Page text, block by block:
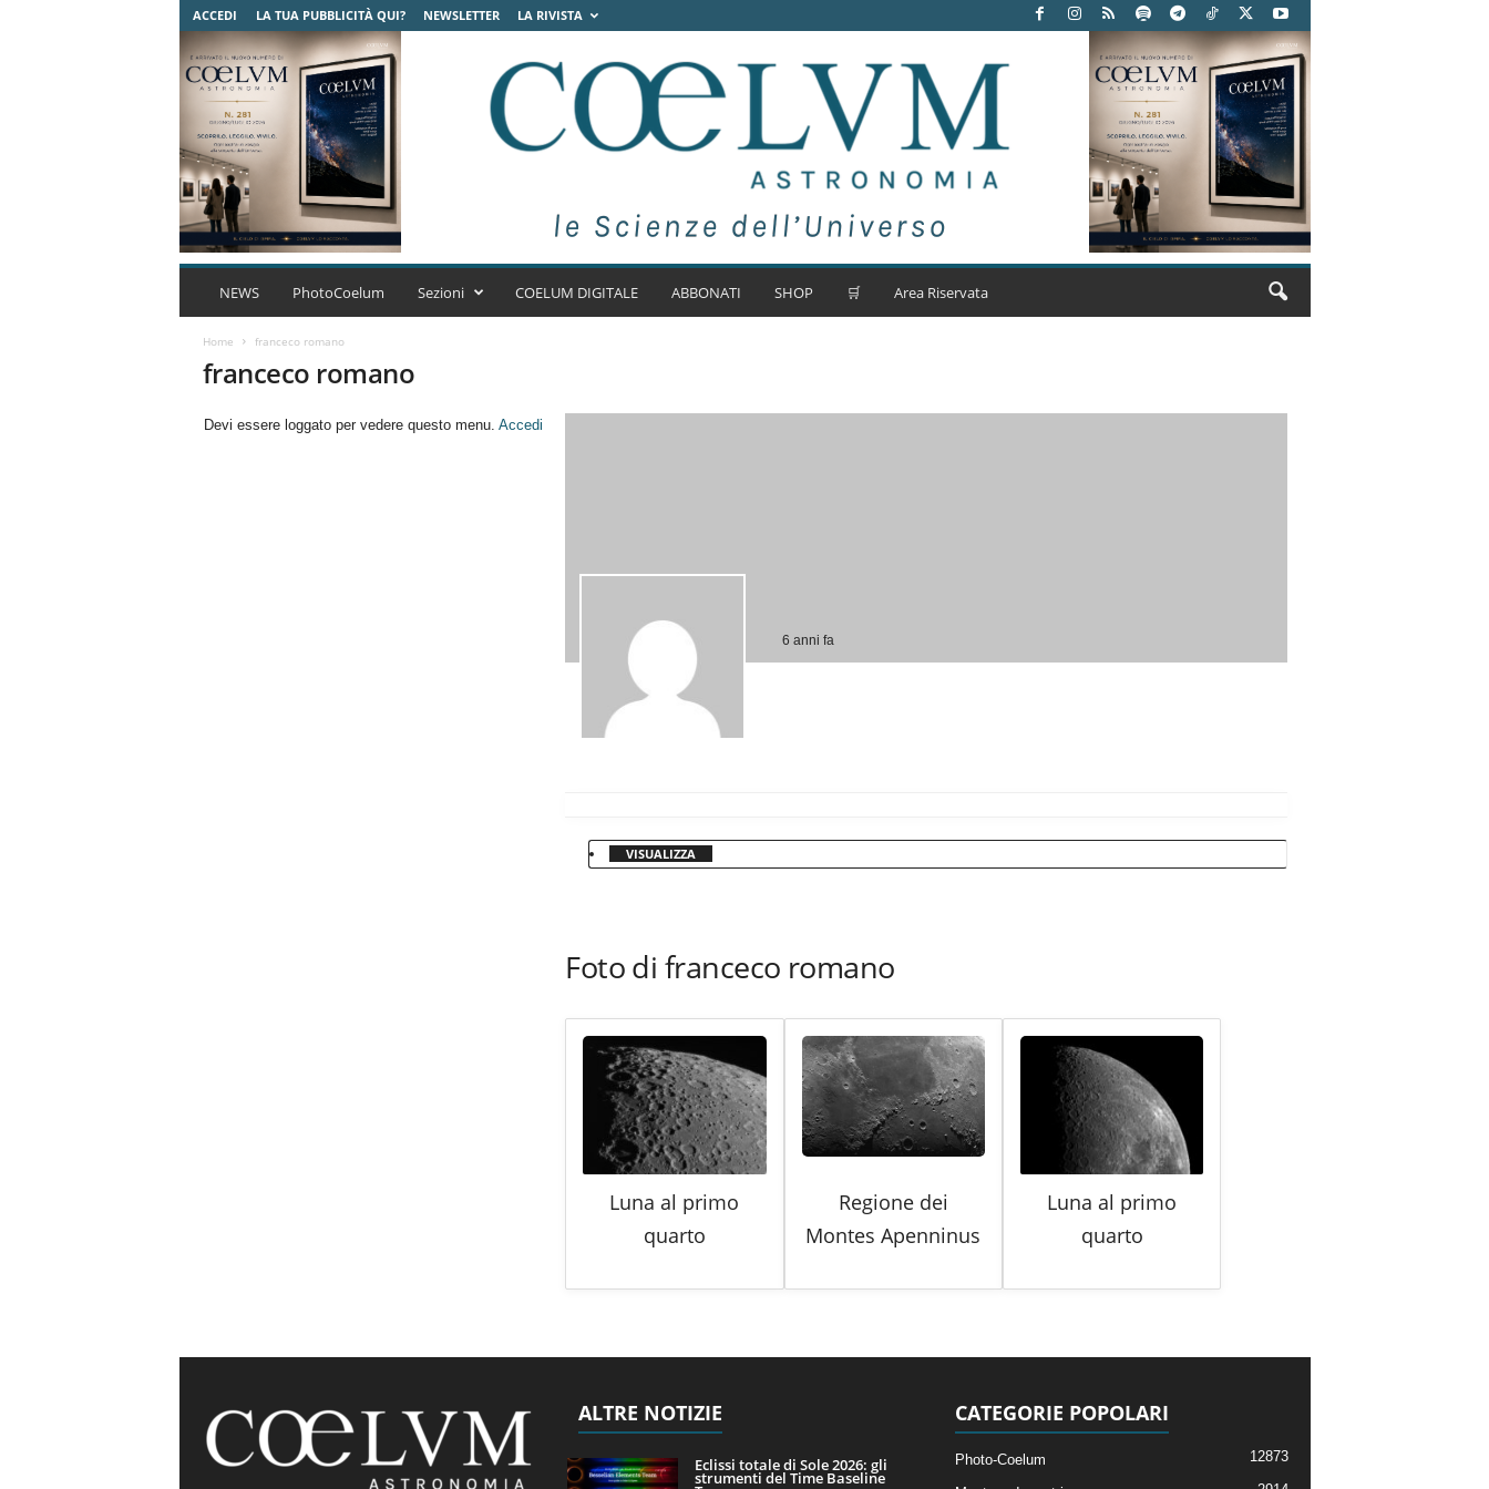
ACCEDI LA TUA PUBBLICITÀ QUI? NEWSLETTER LA RIVISTA
C
m
s
NEWS PhotoCoelum Sezioni COELUM DIGITALE ABBONATI SHOP 🛒 Area Riservata
Home franceco romano
franceco romano
Devi essere loggato per vedere questo menu. Accedi
6 anni fa
VISUALIZZA
Foto di franceco romano
Luna al primo
quarto
Regione dei
Montes Apenninus
Luna al primo
quarto
ALTRE NOTIZIE
Eclissi totale di Sole 2026: gli
strumenti del Time Baseline
CATEGORIE POPOLARI
Photo-Coelum 12873